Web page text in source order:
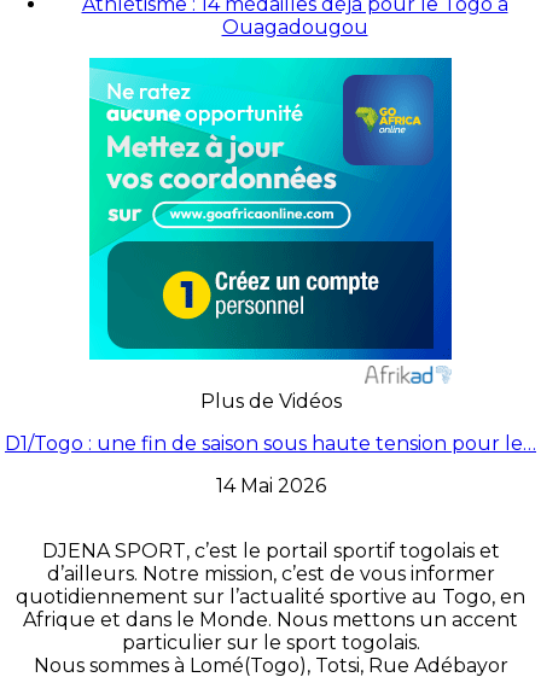
Ouagadougou
Plus de Vidéos
D1/Togo : une fin de saison sous haute tension pour le…
14 Mai 2026
DJENA SPORT, c’est le portail sportif togolais et
d’ailleurs. Notre mission, c’est de vous informer
quotidiennement sur l’actualité sportive au Togo, en
Afrique et dans le Monde. Nous mettons un accent
particulier sur le sport togolais.
Nous sommes à Lomé(Togo), Totsi, Rue Adébayor